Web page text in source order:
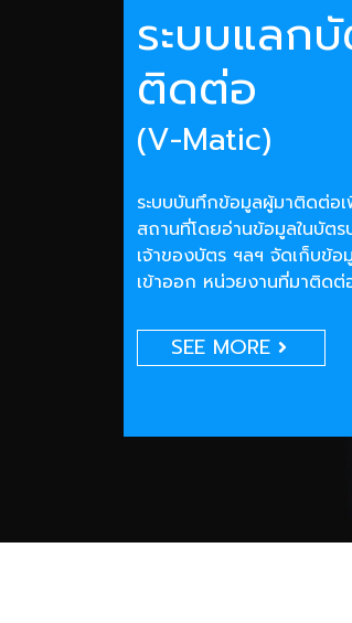
ระบบแลก
ติดต่อ
(V-Matic)
ระบบบันทึกข้อมูลผู้มาติดต่อ
สถานที่โดยอ่านข้อมูลในบัต
เจ้าของบัตร ฯลฯ จัดเก็บข้อ
เข้าออก หน่วยงานที่มาติดต่
SEE MORE